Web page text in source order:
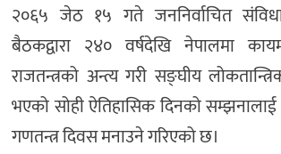
२०६५ जेठ १५ गते जननिर्वाचित
बैठकद्वारा २४० वर्षदेखि नेपालमा
राजतन्त्रको अन्त्य गरी सङ्घीय
भएको सोही ऐतिहासिक दिनको सम्झनालाई
गणतन्त्र दिवस मनाउने गरिएको छ।